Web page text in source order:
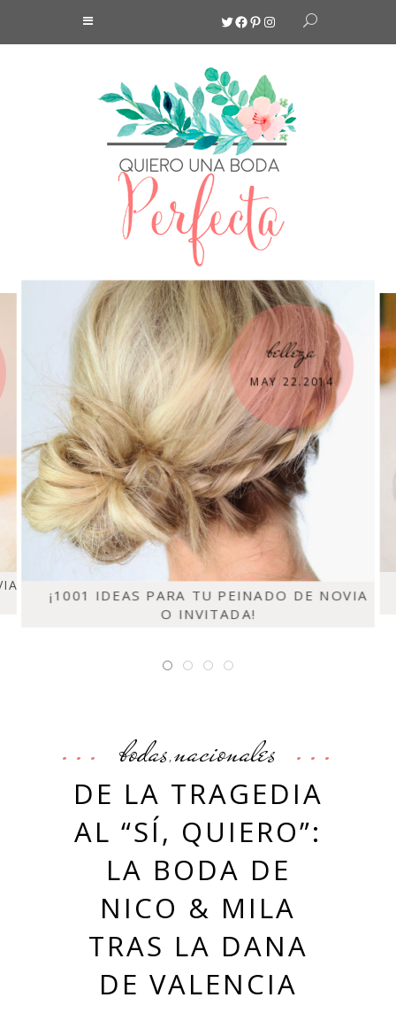
Twitter
Facebook
Pinterest
Instagram
belleza
MAY 22.2014
¡1001 IDEAS PARA TU PEINADO DE NOVIA
O INVITADA!
bodas,nacionales
DE LA TRAGEDIA
AL “SÍ, QUIERO”:
LA BODA DE
NICO & MILA
TRAS LA DANA
DE VALENCIA